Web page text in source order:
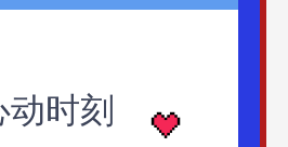
动时刻